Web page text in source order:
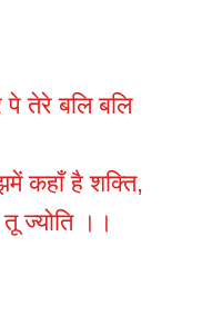
पे तेरे बलि बलि
कहाँ है शक्ति,
ज्योति ।।